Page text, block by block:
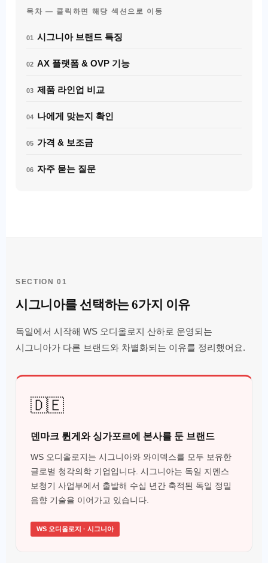
목차 — 클릭하면 해당 섹션으로 이동
01 시그니아 브랜드 특징
02 AX 플랫폼 & OVP 기능
03 제품 라인업 비교
04 나에게 맞는지 확인
05 가격 & 보조금
06 자주 묻는 질문
SECTION 01
시그니아를 선택하는 6가지 이유
독일에서 시작해 WS 오디올로지 산하로 운영되는
시그니아가 다른 브랜드와 차별화되는 이유를 정리했어요.
🇩🇪
덴마크 륀게와 싱가포르에 본사를 둔 브랜드
WS 오디올로지는 시그니아와 와이덱스를 모두 보유한
글로벌 청각의학 기업입니다. 시그니아는 독일 지멘스
보청기 사업부에서 출발해 수십 년간 축적된 독일 정밀
음향 기술을 이어가고 있습니다.
WS 오디올로지 · 시그니아